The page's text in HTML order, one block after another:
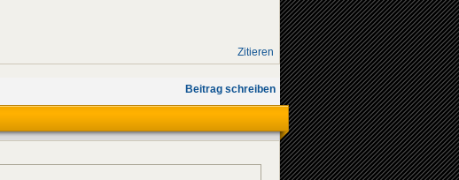
Zitieren
Beitrag schreiben